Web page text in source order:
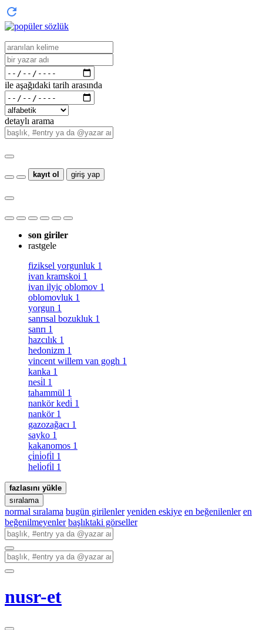
ile aşağıdaki tarih arasında
detaylı arama
kayıt ol giriş yap
son giriler
rastgele
fiziksel yorgunluk 1
ivan kramskoi 1
ivan ilyiç oblomov 1
oblomovluk 1
yorgun 1
sanrısal bozukluk 1
sanrı 1
hazcılık 1
hedonizm 1
vincent willem van gogh 1
kanka 1
nesi̇l 1
tahammül 1
nankör kedi̇ 1
nankör 1
gazozağacı 1
sayko 1
kakanomos 1
çi̇ni̇ofi̇l 1
heli̇ofi̇l 1
fazlasını yükle
sıralama
normal sıralama bugün girilenler yeniden eskiye en beğenilenler en
beğenilmeyenler başlıktaki görseller
nusr-et